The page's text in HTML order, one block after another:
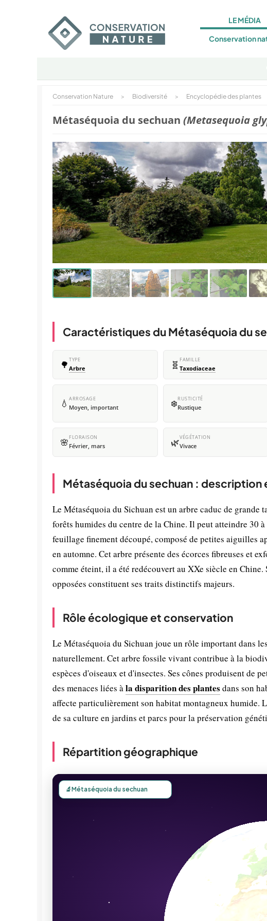
LE MÉDIA
Conservation
Conservation Nature > Biodiversité > Encyclopédie des plantes
Métaséquoia du sechuan (Metasequoia
Caractéristiques du Métaséquoia du
🌳 TYPE
Arbre 🧬 FAMILLE
Taxodiaceae
💧 ARROSAGE
Moyen, important ❄️RUSTICITÉ
Rustique
🌸 FLORAISON
Février, mars 🌿VÉGÉTATION
Vivace
Métaséquoia du sechuan : description
Le Métaséquoia du Sichuan est un arbre caduc de
forêts humides du centre de la Chine. Il peut atteindre 30
feuillage finement découpé, composé de petites aiguilles
en automne. Cet arbre présente des écorces fibreuses et
comme éteint, il a été redécouvert au XXe siècle en Chine.
opposées constituent ses traits distinctifs majeurs.
Rôle écologique et conservation
Le Métaséquoia du Sichuan joue un rôle important dans
naturellement. Cet arbre fossile vivant contribue à la
espèces d'oiseaux et d'insectes. Ses cônes produisent de
des menaces liées àla disparition des plantes dans son
affecte particulièrement son habitat montagneux humide.
de sa culture en jardins et parcs pour la préservation
Répartition géographique